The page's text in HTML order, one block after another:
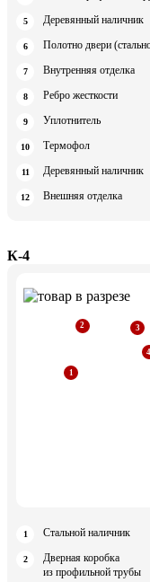
Деревянный наличник
Полотно двери
Внутренняя отделка
Ребро жесткости
Уплотнитель
Термофол
Деревянный наличник
Внешняя отделка
К-4
Стальной наличник
Дверная коробка
из профильной трубы